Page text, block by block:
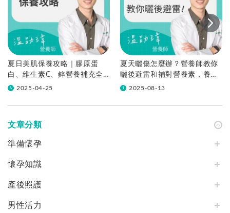
夏日美肌保養攻略｜膠原蛋
白、維生素C、鋅營養補充全
解析2025-04-25
夏天曬傷怎麼辦？營養師教你
曬後避雷和補對營養素，養回
青春美麗
2025-08-13
文章分類
準備懷孕
懷孕知識
產後照護
男性活力